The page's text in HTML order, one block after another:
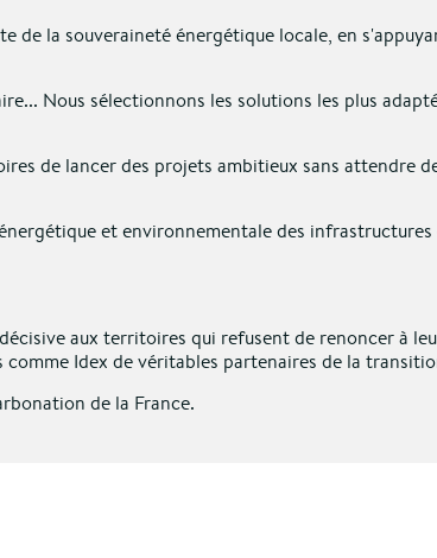
de la souveraineté énergétique locale, en
Nous sélectionnons les solutions les plus
de lancer des projets ambitieux sans attendre
et environnementale des
aux territoires qui refusent de renoncer à
Idex de véritables partenaires de la
de la France.